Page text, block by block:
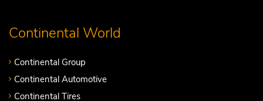
Continental World
Continental Group
Continental Automotive
Continental Tires